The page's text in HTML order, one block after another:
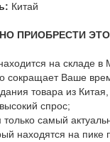
Китай
ПРИОБРЕСТИ
на складе в
сокращает Ваше
товара из
спрос;
самый
находятся на пике